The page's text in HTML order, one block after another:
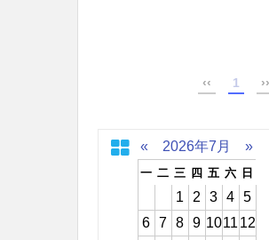
‹‹ 1 ››
« 2026年7月 »
一 二 三 四 五 六 日
1 2 3 4
5
6
7 8 9 1011 12